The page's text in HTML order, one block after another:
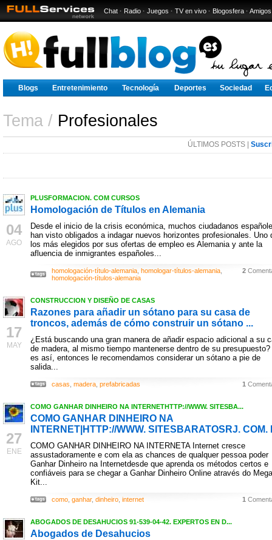
Chat · Radio · Juegos · TV en vivo · Blogosfera · Amigos
Blogs Entretenimiento Tecnología Deportes Sociedad
Tema / Profesionales
ÚLTIMOS POSTS |
04
AGO
PLUSFORMACION. COM CURSOS
Homologación de Títulos en Alemania
Desde el inicio de la crisis económica, muchos ciudadanos
han visto obligados a indagar nuevos horizontes profesionales. Uno
los más elegidos por sus ofertas de empleo es Alemania y ante la
afluencia de inmigrantes españoles...
2
homologación-título-alemania homologar-títulos-alemania
homologación-títulos-alemania
17
MAY
CONSTRUCCION Y DISEÑO DE CASAS
Razones para añadir un sótano para su casa de
troncos, además de cómo construir un sótano ...
¿Está buscando una gran manera de añadir espacio adicional a su
de madera, al mismo tiempo mantenerse dentro de su
es así, entonces le recomendamos considerar un sótano a pie de
salida...
1
casas madera prefabricadas
27
ENE
COMO GANHAR DINHEIRO NA INTERNETHTTP://WWW. SITESBA...
COMO GANHAR DINHEIRO NA
INTERNET|HTTP://WWW. SITESBARATOSRJ. COM.
COMO GANHAR DINHEIRO NA INTERNETA Internet cresce
assustadoramente e com ela as chances de qualquer pessoa poder
Ganhar Dinheiro na Internetdesde que aprenda os métodos certos e
confiáveis para se chegar a Ganhar Dinheiro Online através do Mega
Kit...
1
como ganhar, dinheiro internet
ABOGADOS DE DESAHUCIOS 91-539-04-42. EXPERTOS EN D...
Abogados de Desahucios